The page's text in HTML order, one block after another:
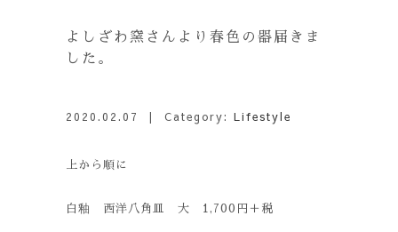
よしざわ窯さんより春色の器届きま
した。
2020.02.07 | Category: Lifestyle
上から順に
白釉 西洋八角皿 大 1,700円＋税